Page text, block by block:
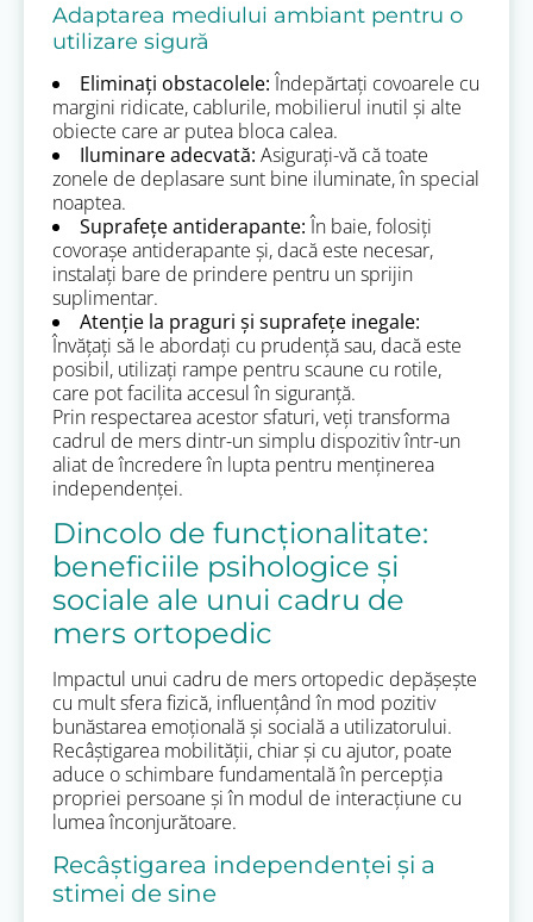
Adaptarea mediului ambiant pentru o
utilizare sigură
Eliminați obstacolele: Îndepărtați covoarele cu
margini ridicate, cablurile, mobilierul inutil și alte
obiecte care ar putea bloca calea.
Iluminare adecvată: Asigurați-vă că toate
zonele de deplasare sunt bine iluminate, în special
noaptea.
Suprafețe antiderapante: În baie, folosiți
covorașe antiderapante și, dacă este necesar,
instalați bare de prindere pentru un sprijin
suplimentar.
Atenție la praguri și suprafețe inegale:
Învățați să le abordați cu prudență sau, dacă este
posibil, utilizați rampe pentru scaune cu rotile,
care pot facilita accesul în siguranță.
Prin respectarea acestor sfaturi, veți transforma
cadrul de mers dintr-un simplu dispozitiv într-un
aliat de încredere în lupta pentru menținerea
independenței.
Dincolo de funcționalitate:
beneficiile psihologice și
sociale ale unui cadru de
mers ortopedic
Impactul unui cadru de mers ortopedic depășește
cu mult sfera fizică, influențând în mod pozitiv
bunăstarea emoțională și socială a utilizatorului.
Recâștigarea mobilității, chiar și cu ajutor, poate
aduce o schimbare fundamentală în percepția
propriei persoane și în modul de interacțiune cu
lumea înconjurătoare.
Recâștigarea independenței și a
stimei de sine